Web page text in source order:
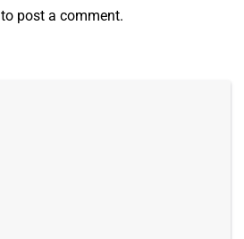
to post a comment.